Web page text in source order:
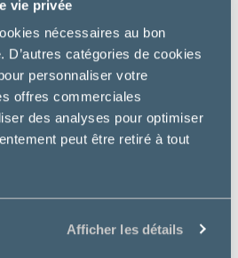
vie privée
nécessaires au bon
D’autres catégories de cookies
personnaliser votre
offres commerciales
des analyses pour optimiser
peut être retiré à tout
Afficher les détails
Weigth Management
pour chat en surpoids.